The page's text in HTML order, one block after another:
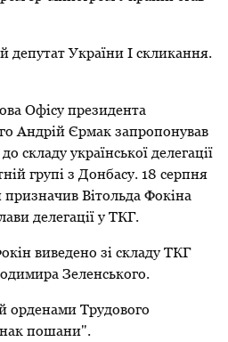
депутат України І скликання.
Офісу президента
Андрій Єрмак запропонував
складу української делегації
групі з Донбасу. 18 серпня
Вітольда Фокіна
делегаціїу ТКГ.
виведено зі складу ТКГ
Зеленського.
орденами Трудового
пошани".